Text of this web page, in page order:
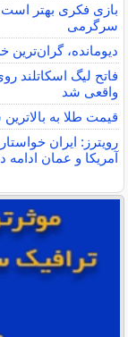
بازی فکری بهتر است
سرگرمی
دیومانده، گران‌ترین
فاتح لیگ اسکاتلند
واقعی شد
قیمت طلا به بالاترین سطح خود
رویترز: ایران
آمریکا و عمان ادامه